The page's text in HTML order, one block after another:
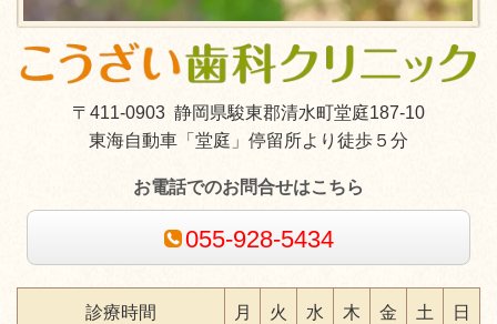
〒411-0903 静岡県駿東郡清水町堂庭187-10
東海自動車「堂庭」停留所より徒歩５分
お電話でのお問合せはこちら
055-928-5434
診療時間 月 火 水 木 金 土 日